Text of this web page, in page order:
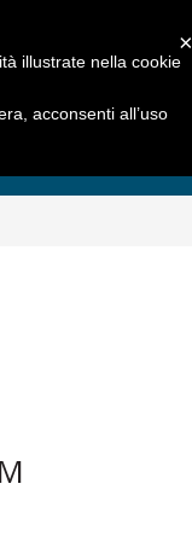
×
illustrate nella cookie
acconsenti all’uso